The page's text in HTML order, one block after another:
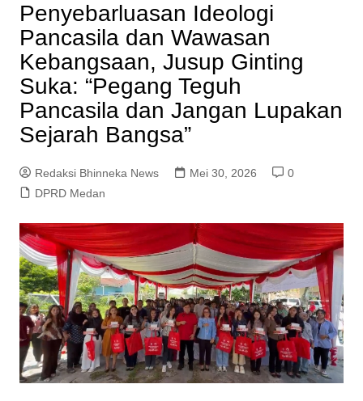
Penyebarluasan Ideologi
Pancasila dan Wawasan
Kebangsaan, Jusup Ginting
Suka: “Pegang Teguh
Pancasila dan Jangan Lupakan
Sejarah Bangsa”
Redaksi Bhinneka News Mei 30, 2026
0
DPRD Medan